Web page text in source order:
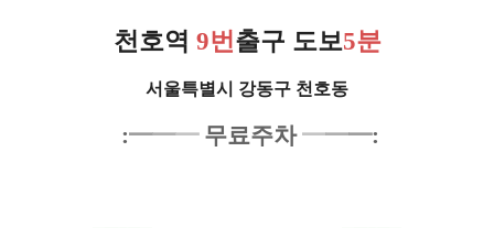
천호역 9번출구 도보5분
서울특별시 강동구 천호동
:━━━ 무료주차 ━━━: